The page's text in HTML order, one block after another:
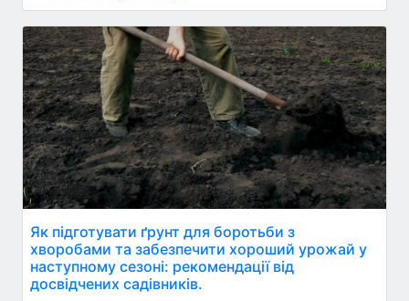
Як підготувати ґрунт для боротьби з
хворобами та забезпечити хороший урожай у
наступному сезоні: рекомендації від
досвідчених садівників.